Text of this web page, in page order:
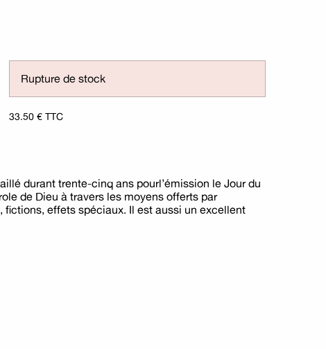
Rupture de stock
33.50 € TTC
durant trente-cinq ans pourl’émission le Jour du
de Dieu à travers les moyens offerts par
fictions, effets spéciaux. Il est aussi un excellent